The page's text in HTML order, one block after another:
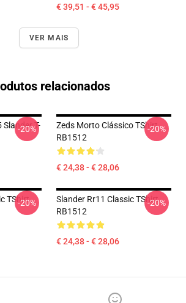
€ 39,51 - € 45,95
VER MAIS
relacionados
Slander T-
-20%
Zeds Morto Clássico TShirt
RB1512
€ 24,38 - € 28,06
-20%
TShirt
-20%
Slander Rr11 Classic TShirt
RB1512
€ 24,38 - € 28,06
-20%